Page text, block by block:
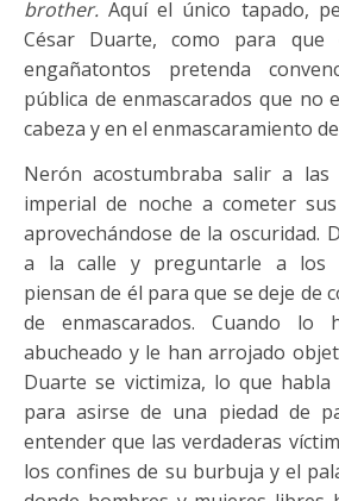
brother. Aquí el único tapado,
César Duarte, como para que
engañatontos pretenda
pública de enmascarados que no
cabeza y en el enmascaramiento
Nerón acostumbraba salir a las
imperial de noche a cometer
aprovechándose de la oscuridad.
a la calle y preguntarle a los
piensan de él para que se deje de
de enmascarados. Cuando
abucheado y le han arrojado
Duarte se victimiza, lo que
para asirse de una piedad de
entender que las verdaderas
los confines de su burbuja y el